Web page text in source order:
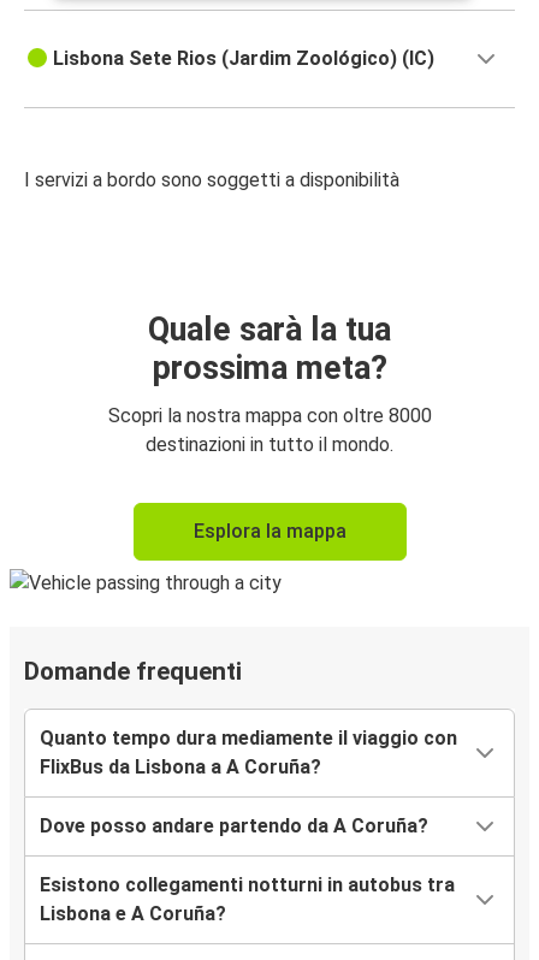
Lisbona Sete Rios (Jardim Zoológico) (IC)
I servizi a bordo sono soggetti a disponibilità
Quale sarà la tua
prossima meta?
Scopri la nostra mappa con oltre 8000
destinazioni in tutto il mondo.
Esplora la mappa
Domande frequenti
Quanto tempo dura mediamente il viaggio con
FlixBus da Lisbona a A Coruña?
Dove posso andare partendo da A Coruña?
Esistono collegamenti notturni in autobus tra
Lisbona e A Coruña?